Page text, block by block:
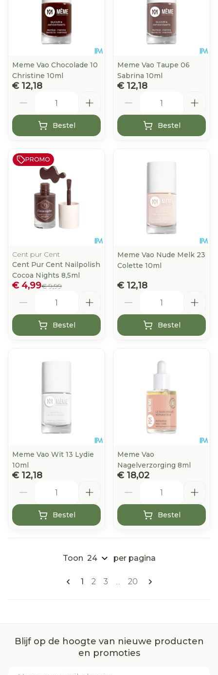
Meme Vao Chocolade 10
Christine 10ml
€ 12,18
Bestel
Meme Vao Taupe 06
Sabrina 10ml
€ 12,18
Bestel
PROMO
Cent pur Cent
Cent Pur Cent Nailpolish
Cocoa Nights 8,5ml
€ 9,99
€ 4,99
Bestel
Meme Vao Nude Melk 23
Colette 10ml
€ 12,18
Bestel
Meme Vao Wit 13 Lydie
10ml
€ 12,18
Bestel
Meme Vao
Nagelverzorging 8ml
€ 18,02
Bestel
Pagina's
U lees momenteel pagina
1 Pagina
2 Pagina
3 ... Pagina
20
Toon per pagina
Blijf op de hoogte van nieuwe producten
en promoties